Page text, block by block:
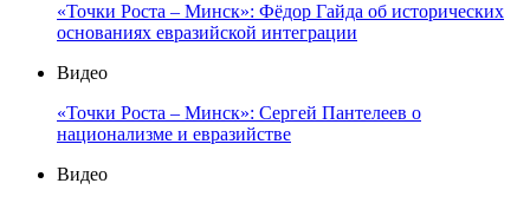
«Точки Роста – Минск»: Фёдор Гайда об исторических
основаниях евразийской интеграции
Видео
«Точки Роста – Минск»: Сергей Пантелеев о
национализме и евразийстве
Видео